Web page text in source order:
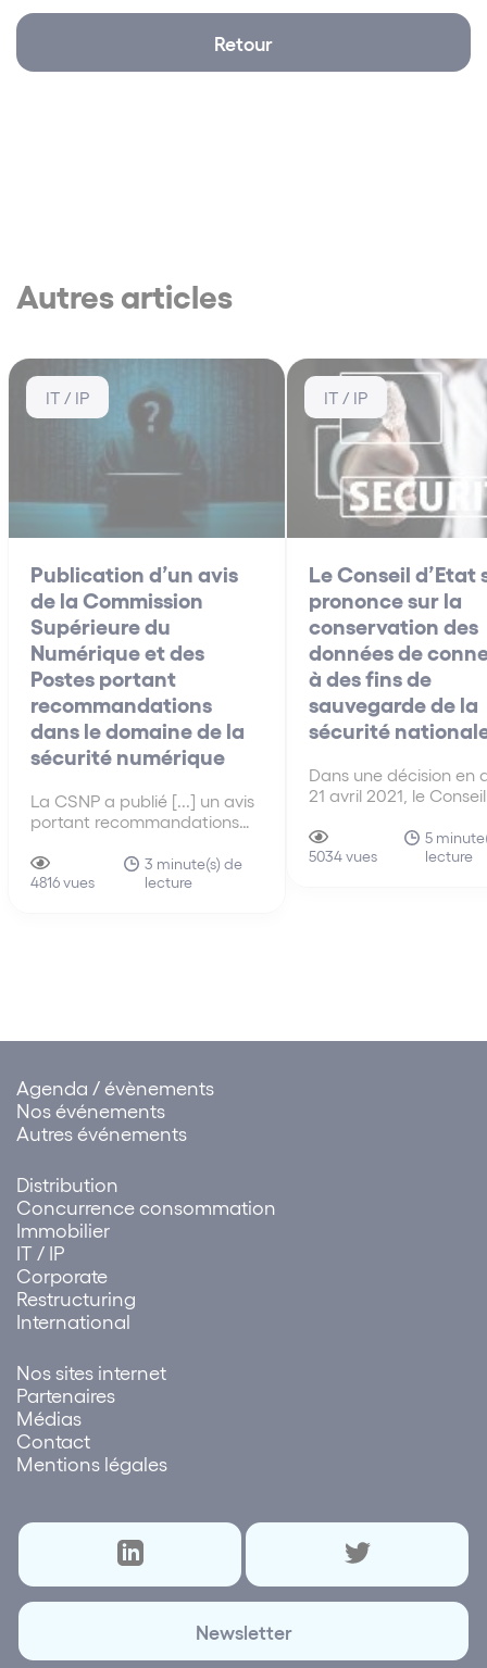
Retour
Autres articles
IT / IP
Publication d’un avis
de la Commission
Supérieure du
Numérique et des
Postes portant
recommandations
dans le domaine de la
sécurité numérique
La CSNP a publié [...] un avis
portant recommandations
sécurité numérique, et
plaidant notamment pour la
4816 vues
3 minute(s) de
lecture
IT / IP
Le Conseil d’Etat
prononce sur la
conservation des
données de
à des fins de
sauvegarde de la
sécurité
Dans une décision en
21 avril 2021, le
conformité du droit
au droit européen en
5034 vues
5
lecture
Agenda / évènements
Nos événements
Autres événements
Distribution
Concurrence consommation
Immobilier
IT / IP
Corporate
Restructuring
International
Nos sites internet
Partenaires
Médias
Contact
Mentions légales
Newsletter